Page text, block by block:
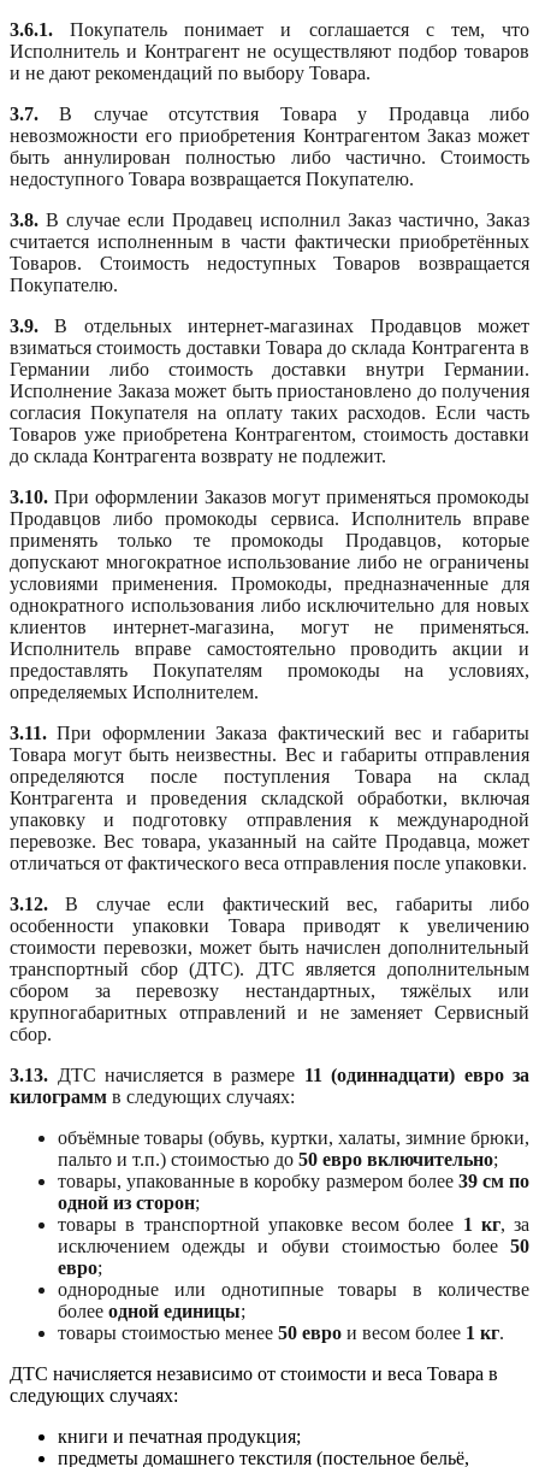
3.6.1. Покупатель понимает и соглашается с тем, что
Исполнитель и Контрагент не осуществляют подбор товаров
и не дают рекомендаций по выбору Товара.
3.7. В случае отсутствия Товара у Продавца либо
невозможности его приобретения Контрагентом Заказ может
быть аннулирован полностью либо частично. Стоимость
недоступного Товара возвращается Покупателю.
3.8. В случае если Продавец исполнил Заказ частично, Заказ
считается исполненным в части фактически приобретённых
Товаров. Стоимость недоступных Товаров возвращается
Покупателю.
3.9. В отдельных интернет-магазинах Продавцов может
взиматься стоимость доставки Товара до склада Контрагента в
Германии либо стоимость доставки внутри Германии.
Исполнение Заказа может быть приостановлено до получения
согласия Покупателя на оплату таких расходов. Если часть
Товаров уже приобретена Контрагентом, стоимость доставки
до склада Контрагента возврату не подлежит.
3.10. При оформлении Заказов могут применяться промокоды
Продавцов либо промокоды сервиса. Исполнитель вправе
применять только те промокоды Продавцов, которые
допускают многократное использование либо не ограничены
условиями применения. Промокоды, предназначенные для
однократного использования либо исключительно для новых
клиентов интернет-магазина, могут не применяться.
Исполнитель вправе самостоятельно проводить акции и
предоставлять Покупателям промокоды на условиях,
определяемых Исполнителем.
3.11. При оформлении Заказа фактический вес и габариты
Товара могут быть неизвестны. Вес и габариты отправления
определяются после поступления Товара на склад
Контрагента и проведения складской обработки, включая
упаковку и подготовку отправления к международной
перевозке. Вес товара, указанный на сайте Продавца, может
отличаться от фактического веса отправления после упаковки.
3.12. В случае если фактический вес, габариты либо
особенности упаковки Товара приводят к увеличению
стоимости перевозки, может быть начислен дополнительный
транспортный сбор (ДТС). ДТС является дополнительным
сбором за перевозку нестандартных, тяжёлых или
крупногабаритных отправлений и не заменяет Сервисный
сбор.
3.13. ДТС начисляется в размере 11 (одиннадцати) евро за
килограмм в следующих случаях:
объёмные товары (обувь, куртки, халаты, зимние брюки,
пальто и т.п.) стоимостью до 50 евро включительно;
товары, упакованные в коробку размером более 39 см по
одной из сторон;
товары в транспортной упаковке весом более 1 кг, за
исключением одежды и обуви стоимостью более 50
евро;
однородные или однотипные товары в количестве
более одной единицы;
товары стоимостью менее 50 евро и весом более 1 кг.
ДТС начисляется независимо от стоимости и веса Товара в
следующих случаях:
книги и печатная продукция;
предметы домашнего текстиля (постельное бельё,